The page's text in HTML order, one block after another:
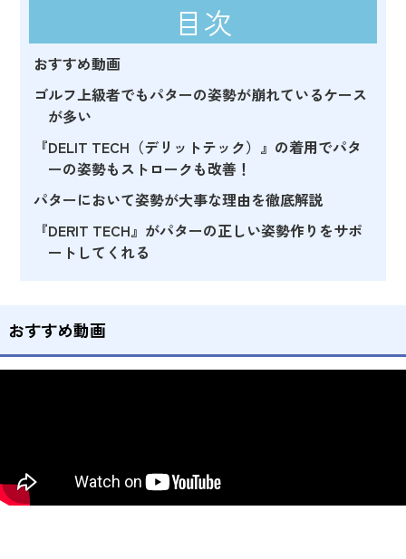
目次
おすすめ動画
ゴルフ上級者でもパターの姿勢が崩れているケース
が多い
『DELIT TECH（デリットテック）』の着用でパタ
ーの姿勢もストロークも改善！
パターにおいて姿勢が大事な理由を徹底解説
『DERIT TECH』がパターの正しい姿勢作りをサポ
ートしてくれる
おすすめ動画